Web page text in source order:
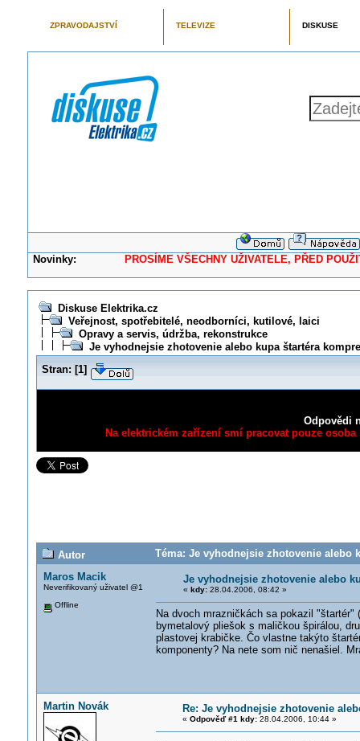
ZPRAVODAJSTVÍ TELEVIZE DISKUSE
Novinky: PROSÍME VŠECHNY UŽIVATELE, PŘED
Diskuse Elektrika.cz
Veřejnost, spotřebitelé, neodborníci, kutilové, laici
Opravy a servis, údržba, rekonstrukce
Je vyhodnejsie zhotovenie alebo kupa štartéra
Stran: [1]
Odpovědi
Na elektrickém zařízení smí pracovat pouze
Autor
Téma: Je vyhodnejsie zhotovenie alebo
Maros Macik
Neverifikovaný uživatel @1
Offline
Je vyhodnejsie zhotovenie alebo
« kdy:28.04.2006, 08:42 »
Na dvoch mrazničkách sa pokazil
bymetalový pliešok s maličkou špirálou,
plastovej krabičke. Čo vlastne takýto
komponenty? Na nete som nič nenašiel.
Martin Novák Re: Je vyhodnejsie zhotovenie
« Odpověď #1 kdy:28.04.2006, 10:44 »